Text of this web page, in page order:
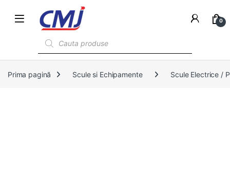
0
Prima pagină Scule si Echipamente Scule Electrice /